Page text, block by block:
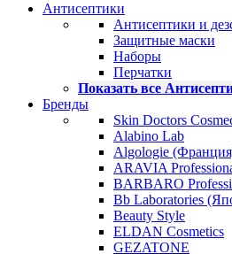
Антисептики
Антисептики и
Защитные маски
Наборы
Перчатки
Показать все
Бренды
Skin Doctors
Alabino Lab
Algologie
ARAVIA
BARBARO
Bb Laboratories
Beauty Style
ELDAN Cosmetics
GEZATONE